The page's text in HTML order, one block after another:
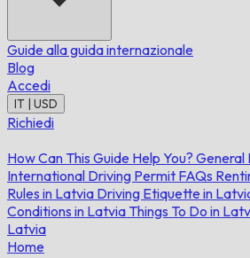
Guide alla guida internazionale
Blog
Accedi
IT | USD
Richiedi
How Can This Guide Help You? General
International Driving Permit FAQs
Rules in Latvia Driving Etiquette in
Conditions in Latvia Things To Do in
Latvia
Home